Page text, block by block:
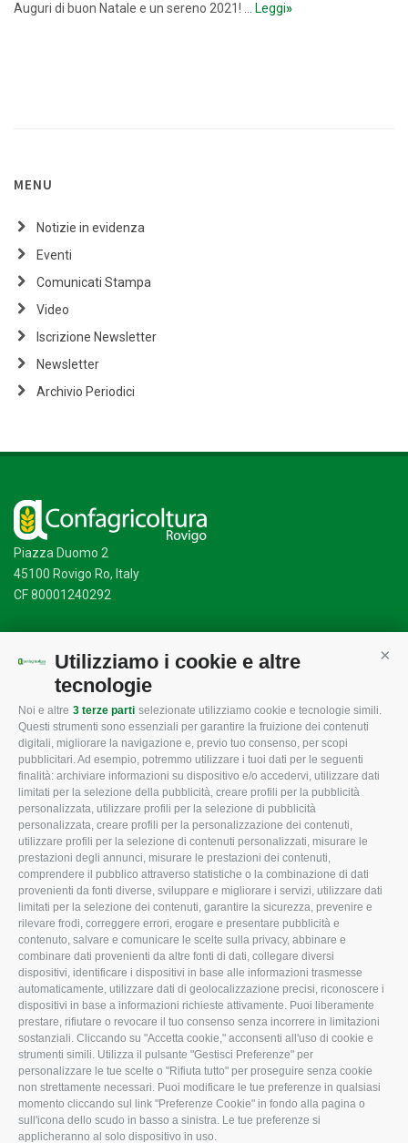
Utilizziamo i cookie e altre
tecnologie
Noi e altre 3 terze parti selezionate utilizziamo cookie e tecnologie simili.
Questi strumenti sono essenziali per garantire la fruizione dei contenuti
digitali, migliorare la navigazione e, previo tuo consenso, per scopi
pubblicitari. Ad esempio, potremmo utilizzare i tuoi dati per le seguenti
finalità: archiviare informazioni su dispositivo e/o accedervi, utilizzare dati
limitati per la selezione della pubblicità, creare profili per la pubblicità
personalizzata, utilizzare profili per la selezione di pubblicità
personalizzata, creare profili per la personalizzazione dei contenuti,
utilizzare profili per la selezione di contenuti personalizzati, misurare le
prestazioni degli annunci, misurare le prestazioni dei contenuti,
comprendere il pubblico attraverso statistiche o la combinazione di dati
provenienti da fonti diverse, sviluppare e migliorare i servizi, utilizzare dati
limitati per la selezione dei contenuti, garantire la sicurezza, prevenire e
rilevare frodi, correggere errori, erogare e presentare pubblicità e
contenuto, salvare e comunicare le scelte sulla privacy, abbinare e
combinare dati provenienti da altre fonti di dati, collegare diversi
dispositivi, identificare i dispositivi in base alle informazioni trasmesse
automaticamente, utilizzare dati di geolocalizzazione precisi, riconoscere i
dispositivi in base a informazioni richieste attivamente. Puoi liberamente
prestare, rifiutare o revocare il tuo consenso senza incorrere in limitazioni
sostanziali. Cliccando su "Accetta cookie," acconsenti all'uso di cookie e
strumenti simili. Utilizza il pulsante "Gestisci Preferenze" per
personalizzare le tue scelte o "Rifiuta tutto" per proseguire senza cookie
non strettamente necessari. Puoi modificare le tue preferenze in qualsiasi
momento cliccando sul link "Preferenze Cookie" in fondo alla pagina o
sull'icona dello scudo in basso a sinistra. Le tue preferenze si
applicheranno al solo dispositivo in uso.
Auguri di buon Natale e un sereno 2021! ...
Leggi»
MENU
Notizie in evidenza
Eventi
Comunicati Stampa
Video
Iscrizione Newsletter
Newsletter
Archivio Periodici
Piazza Duomo 2
45100 Rovigo Ro, Italy
CF 80001240292
Mappa del sito/Privacy Policy/Cookie Policy
CONFAGRICOLTURA
ROVIGO
L'Associazione
Missione e Progetto
Organigramma aziendale
I Nostri Servizi
Uffici della Sede provinciale
Le Sedi di Zona
Agricoltori S.r.l.
Whistleblowing
Confagricoltura Rovigo e
Agricoltori srl
CONFAGRICOLTURA
INFORMA
Tecnico
Fiscale
Lavoro
Ambiente
Associazione
CONFAGRICOLTURA ATTIVA
Notizie in evidenza
Eventi
Comunicati Stampa
Video
Iscrizione Newsletter
Newsletter